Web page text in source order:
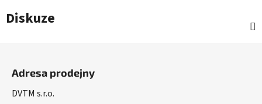
Diskuze
Adresa prodejny
DVTM s.r.o.